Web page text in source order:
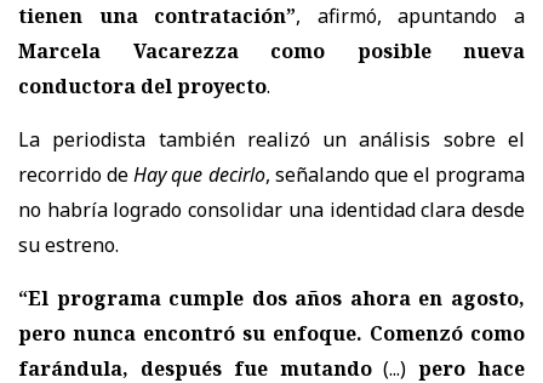
tienen una contratación”, afirmó, apuntando a
Marcela Vacarezza como posible nueva
conductora del proyecto.
La periodista también realizó un análisis sobre el
recorrido deHay que decirlo, señalando que el programa
no habría logrado consolidar una identidad clara desde
su estreno.
“El programa cumple dos años ahora en agosto,
pero nunca encontró su enfoque. Comenzó como
farándula, después fue mutando(...)pero hace